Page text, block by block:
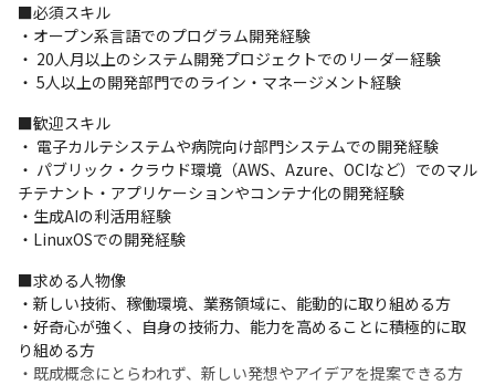
クラウドリフト技術
■生成AI（LLM、LMM）のアプリケーションへの適用
■コミュニケーション・ツール：Teams  Team/Chat
■プロジェクト管理ツール：Lychee Redmine
＜案件について＞
■1案件あたり4ヶ月～1年半程度
■機能追加開発やカスタマイズは、年間数十件
■新製品開発プロジェクトは、2年半以上
■必須スキル
・オープン系言語でのプログラム開発経験
・ 20人月以上のシステム開発プロジェクトでのリーダー経験
・ 5人以上の開発部門でのライン・マネージメント経験
■歓迎スキル
・ 電子カルテシステムや病院向け部門システムでの開発経験
・ パブリック・クラウド環境（AWS、Azure、OCIなど）でのマル
チテナント・アプリケーションやコンテナ化の開発経験
・生成AIの利活用経験
・LinuxOSでの開発経験
■求める人物像
・新しい技術、稼働環境、業務領域に、能動的に取り組める方
・好奇心が強く、自身の技術力、能力を高めることに積極的に取
り組める方
・既成概念にとらわれず、新しい発想やアイデアを提案できる方